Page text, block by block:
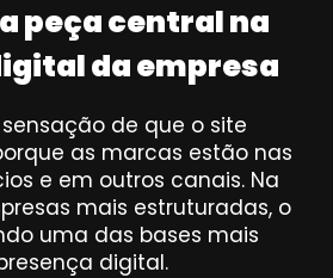
peça central na
da empresa
de que o site
as marcas estão nas
e em outros canais. Na
mais estruturadas, o
uma das bases mais
digital.